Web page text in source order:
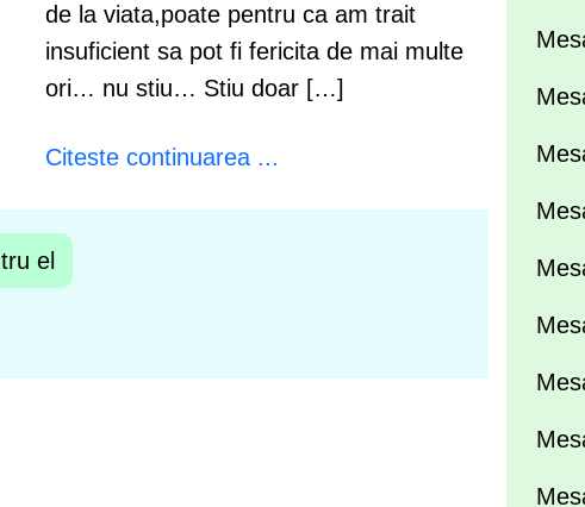
de la viata,poate pentru ca am trait
insuficient sa pot fi fericita de mai multe
ori… nu stiu… Stiu doar […]
Citeste continuarea ...
el